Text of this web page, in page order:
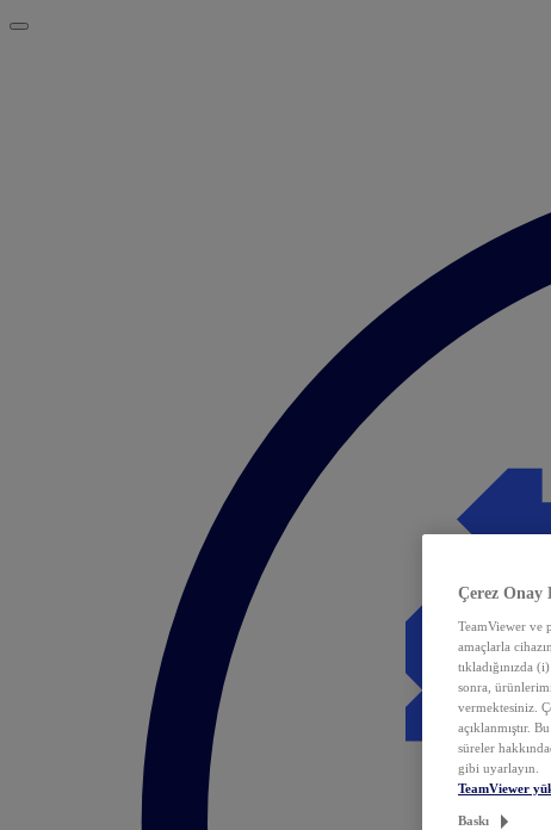
Çerez Onay
TeamViewer ve
amaçlarla
tıkladığınızda
sonra,
vermektesiniz.
açıklanmıştır.
süreler
gibi uyarlayın.
TeamViewer
Baskı